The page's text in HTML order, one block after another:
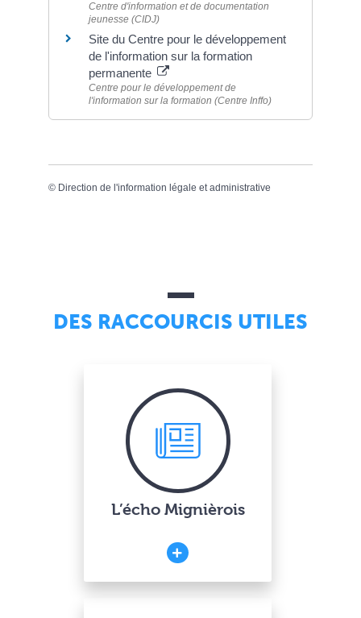
Centre d'information et de documentation
jeunesse (CIDJ)
Site du Centre pour le développement
de l'information sur la formation
permanente
Centre pour le développement de
l'information sur la formation (Centre Inffo)
© Direction de l'information légale et administrative
DES RACCOURCIS UTILES
L’écho Mignièrois